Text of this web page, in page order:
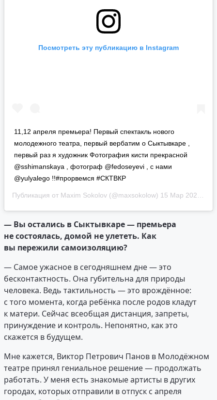
Посмотреть эту публикацию в Instagram
11,12 апреля премьера! Первый спектакль нового
молодежного театра, первый вербатим о Сыктывкаре ,
первый раз я художник Фотография кисти прекрасной
@sshimanskaya , фотограф @fedoseyevi , с нами
@yulyalego !!#прорвемся #СКТВКР
Публикация от Maxim Sokolov (@maxsokolow) 15 Мар 2020 в 8:09 PDT
— Вы остались в Сыктывкаре — премьера
не состоялась, домой не улететь. Как
вы пережили самоизоляцию?
— Самое ужасное в сегодняшнем дне — это
бесконтактность. Она губительна для природы
человека. Ведь тактильность — это врождённое:
с того момента, когда ребёнка после родов кладут
к матери. Сейчас всеобщая дистанция, запреты,
принуждение и контроль. Непонятно, как это
скажется в будущем.
Мне кажется, Виктор Петрович Панов в Молодёжном
театре принял гениальное решение — продолжать
работать. У меня есть знакомые артисты в других
городах, которых отправили в отпуск с апреля